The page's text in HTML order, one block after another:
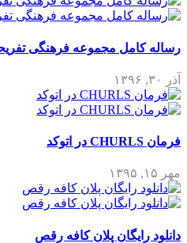
رساله کامل مجموعه فرهنگی
آذر ۳۰, ۱۳۹۶
فرمان CHURLS در اتوکد
مهر ۱۵, ۱۳۹۵
دانلود رایگان پلان کافه رقص